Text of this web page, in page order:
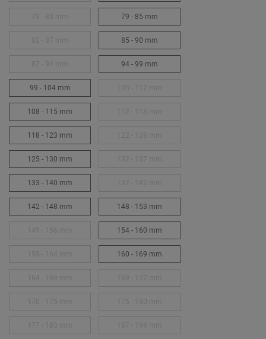
79 - 85 mm
85 - 90 mm
94 - 99 mm
99 - 104 mm
108 - 115 mm
118 - 123 mm
125 - 130 mm
133 - 140 mm
142 - 148 mm 148 - 153 mm
154 - 160 mm
160 - 169 mm